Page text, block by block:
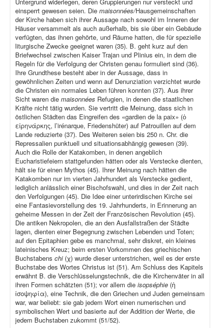
einsperrt gewesen seien. Die maisonnées/Hausgemeinschaften
der Kirche haben sich ihrer Aussage nach sowohl im Inneren der
Häuser versammelt als auch außerhalb, bis sie über ein Gebäude
verfügten, das ihnen gehörte, und Räume hatten, die für spezielle
liturgische Zwecke geeignet waren (35). B. geht kurz auf den
Briefwechsel zwischen Kaiser Trajan und Plinius ein, in dem die
Regeln für die Verfolgung der Christen genau formuliert sind (36).
Ihre Grundthese besteht aber in der Aussage, dass in
gewöhnlichen Zeiten und wenn auf Denunziation verzichtet wurde
die Christen ein normales Leben führen konnten (37). Aus ihrer
Sicht waren die maisonnées Refugien, in denen die staatlichen
Kräfte nicht tätig wurden. Sie vertritt die Meinung, dass sich in
östlichen Städten das Eingreifen des «gardien de la paix» (ὁ
εἰρηνάρκης, l’irénarque, Friedenshüter) auf Patrouillen auf dem
Lande reduzierte (37). Des Weiteren seien bis 250 n. Chr. die
Repressalien punktuell und situationsabhängig gewesen (39).
Auch die Rolle der Katakomben, in denen angeblich
Eucharistiefeiern stattgefunden hätten oder als Verstecke dienten,
hält sie für einen Mythos (45). Ihrer Meinung nach hätten die
Katakomben nur im vierten Jahrhundert als Verstecke gedient,
lediglich anlässlich einer Bischofswahl, und dies in der Zeit nach
den Verfolgungen (45). Die Idee einer unterirdischen Kirche sei
eine Fantasievorstellung des 19. Jahrhunderts, in Erinnerung an
geheime Messen in der Zeit der Französischen Revolution (45).
Die antiken Nekropolen, die an den Ausfallstraßen der Städte
lagen, dienten einer Begegnung zwischen Lebenden und Toten;
auf den Epitaphien gebe es manchmal, sehr diskret, ein kleines
lateinisches Kreuz; beim ersten Vorkommen des griechischen
Buchstabens chi (χ) wurde dieser unterstrichen, weil es der erste
Buchstabe des Wortes Christus ist (51). Am Schluss des Kapitels
erwähnt B. die Verschlüsselungstechnik, die die Kirchenväter in all
ihren Formen schätzten (51); vor allem die isopséphie (ἡ
ἰσοψηφία), eine Technik, die den Griechen und Juden gemeinsam
war, war beliebt: sie gab jedem Wort einen numerischen und
symbolischen Wert und basierte auf der Addition der Werte, die
jedem Buchstaben zukommt (51/52).